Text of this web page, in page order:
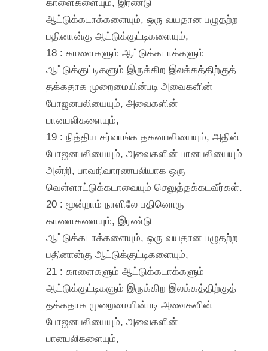
ஆட்டுக்கடாக்களையும், ஒரு வயதான பழுதற்ற
பதினான்கு ஆட்டுக்குட்டிகளையும்,
18 : காளைகளும் ஆட்டுக்கடாக்களும்
ஆட்டுக்குட்டிகளும் இருக்கிற இலக்கத்திற்குத்
தக்கதாக முறைமையின்படி அவைகளின்
போஜனபலியையும், அவைகளின்
பானபலிகளையும்,
19 : நித்திய சர்வாங்க தகனபலியையும், அதின்
போஜனபலியையும், அவைகளின் பானபலியையும்
அன்றி, பாவநிவாரணபலியாக ஒரு
வெள்ளாட்டுக்கடாவையும் செலுத்தக்கடவீர்கள்.
20 : மூன்றாம் நாளிலே பதினொரு
காளைகளையும், இரண்டு
ஆட்டுக்கடாக்களையும், ஒரு வயதான பழுதற்ற
பதினான்கு ஆட்டுக்குட்டிகளையும்,
21 : காளைகளும் ஆட்டுக்கடாக்களும்
ஆட்டுக்குட்டிகளும் இருக்கிற இலக்கத்திற்குத்
தக்கதாக முறைமையின்படி அவைகளின்
போஜனபலியையும், அவைகளின்
பானபலிகளையும்,